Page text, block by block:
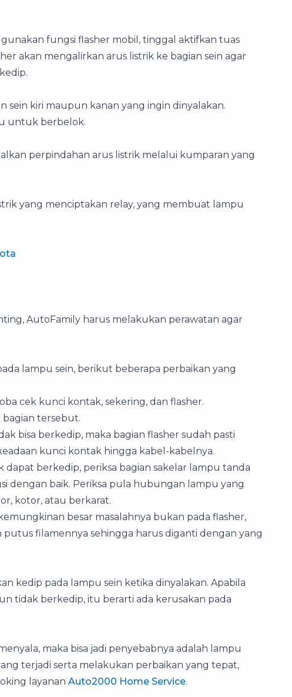
fungsi flasher mobil, tinggal aktifkan tuas
akan mengalirkan arus listrik ke bagian sein agar
sein kiri maupun kanan yang ingin dinyalakan.
untuk berbelok.
perpindahan arus listrik melalui kumparan yang
yang menciptakan relay, yang membuat lampu
AutoFamily harus melakukan perawatan agar
lampu sein, berikut beberapa perbaikan yang
cek kunci kontak, sekering, dan flasher.
bagian tersebut.
bisa berkedip, maka bagian flasher sudah pasti
kunci kontak hingga kabel-kabelnya.
berkedip, periksa bagian sakelar lampu tanda
dengan baik. Periksa pula hubungan lampu yang
kotor, atau berkarat.
besar masalahnya bukan pada flasher,
putus filamennya sehingga harus diganti dengan yang
kedip pada lampu sein ketika dinyalakan. Apabila
tidak berkedip, itu berarti ada kerusakan pada
maka bisa jadi penyebabnya adalah lampu
terjadi serta melakukan perbaikan yang tepat,
layanan Auto2000 Home Service.